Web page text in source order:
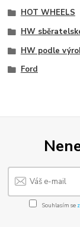
HOT WHEELS
HW
HW podle
Ford
Souhlasím se